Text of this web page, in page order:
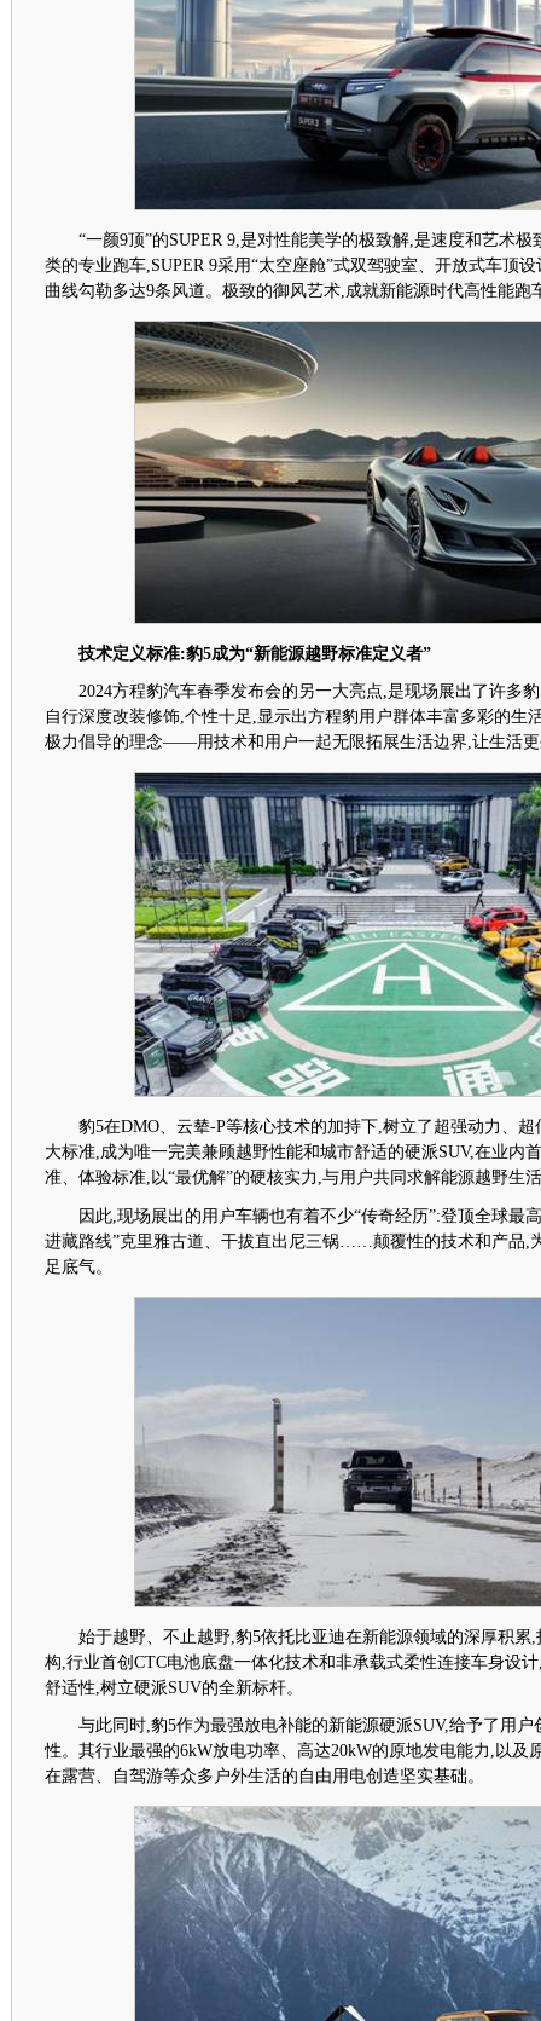
“一颜9顶”的SUPER 9,是对性能美学的极致解,是速度和艺术极
类的专业跑车, SUPER 9采用“太空座舱”式双驾驶室、开放式车顶
曲线勾勒多达9条风道。极致的御风艺术,成就新能源时代高性能跑
技术定义标准:豹5成为“新能源越野标准定义者”
2024方程豹汽车春季发布会的另一大亮点,是现场展出 了许多豹
自行深度改装修饰,个性十足,显示出方程豹用户群体丰富多彩的生
极力倡导的理念——用技术和用户一起无限拓展生活边界,让生活
豹5在DMO、云辇-P等核心技术的加持下,树立了超强动力、
大标准,成为唯一完美兼顾越野性能和城市舒适的硬派SUV,在业内
准、体验标准,以“最优解”的硬核实力,与用户共同求解能源越野生
因此,现场展出的用户车辆也有着不少“传奇经历”:登顶全球最
进藏路线”克里雅古道、干拔直出尼三锅……颠覆性的技术和产品,
足底气。
始于越野、不止越野,豹5依托比亚迪在新能源领域的深厚积累
构,行业首创 CTC电池底盘一体化技术和非承载式柔性连接车身设
舒适性,树立硬派SUV的全新标杆。
与此同时,豹5作为最强放电补能的新能源硬派SUV,给予了用户
性。其行业最强的6kW放电功率、高达20kW的原地发电能力,以及
在露营、自驾游等众多户外生活的自由用电创造坚实基础。